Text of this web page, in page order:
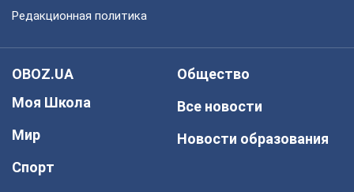
Редакционная политика
OBOZ.UA
Моя Школа
Мир
Спорт
Общество
Все новости
Новости образования